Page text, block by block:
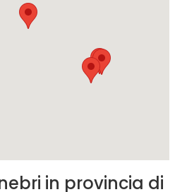
in provincia di